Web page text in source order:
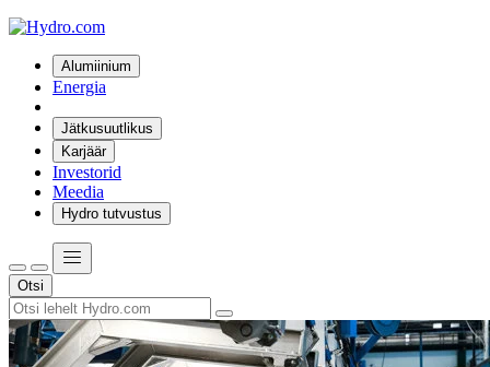
Alumiinium
Energia
Jätkusuutlikus
Karjäär
Investorid
Meedia
Hydro tutvustus
Otsi